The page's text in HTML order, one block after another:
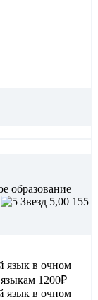
образование
5,00 155
язык в очном
1200₽
язык в очном